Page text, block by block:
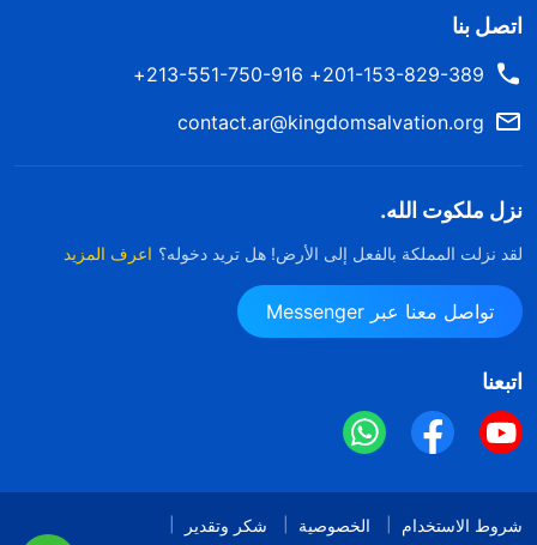
اتصل بنا
201-153-829-389+ 213-551-750-916+
contact.ar@kingdomsalvation.org
نزل ملكوت الله.
لقد نزلت المملكة بالفعل إلى الأرض! هل تريد دخوله؟ اعرف المزيد
تواصل معنا عبر Messenger
اتبعنا
شروط الاستخدام الخصوصية
شكر وتقدير